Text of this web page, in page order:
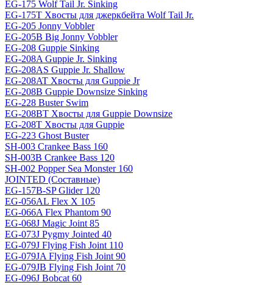
EG-175 Wolf Tail Jr. Sinking
EG-175T Хвосты для джеркбейта Wolf Tail Jr.
EG-205 Jonny Vobbler
EG-205B Big Jonny Vobbler
EG-208 Guppie Sinking
EG-208A Guppie Jr. Sinking
EG-208AS Guppie Jr. Shallow
EG-208AT Хвосты для Guppie Jr
EG-208B Guppie Downsize Sinking
EG-228 Buster Swim
EG-208BT Хвосты для Guppie Downsize
EG-208T Хвосты для Guppie
EG-223 Ghost Buster
SH-003 Crankee Bass 160
SH-003B Crankee Bass 120
SH-002 Popper Sea Monster 160
JOINTED (Составные)
EG-157B-SP Glider 120
EG-056AL Flex X 105
EG-066A Flex Phantom 90
EG-068J Magic Joint 85
EG-073J Pygmy Jointed 40
EG-079J Flying Fish Joint 110
EG-079JA Flying Fish Joint 90
EG-079JB Flying Fish Joint 70
EG-096J Bobcat 60